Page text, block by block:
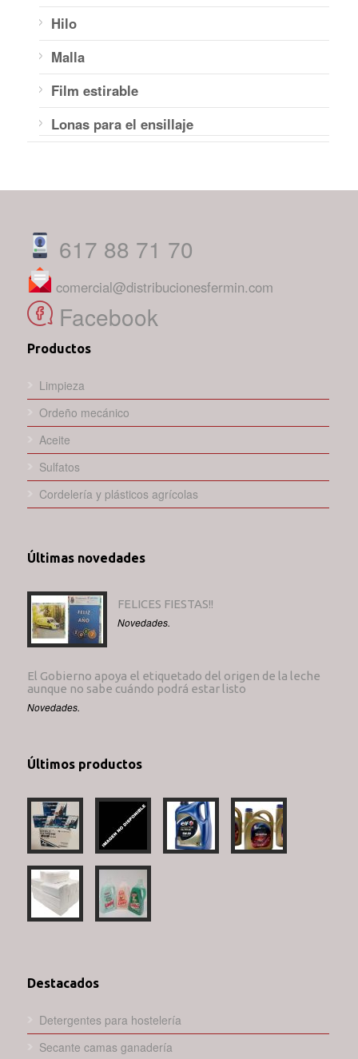
Hilo
Malla
Film estirable
Lonas para el ensillaje
617 88 71 70
comercial@distribucionesfermin.com
Facebook
Productos
Limpieza
Ordeño mecánico
Aceite
Sulfatos
Cordelería y plásticos agrícolas
Últimas novedades
FELICES FIESTAS!!
Novedades.
El Gobierno apoya el etiquetado del origen de la leche
aunque no sabe cuándo podrá estar listo
Novedades.
Últimos productos
Destacados
Detergentes para hostelería
Secante camas ganadería